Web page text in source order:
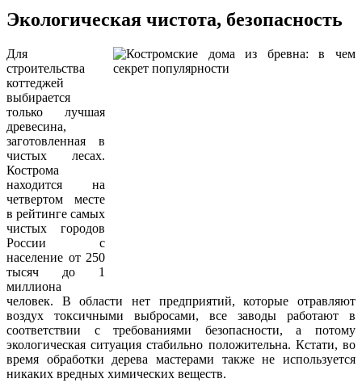
Экологическая чистота, безопасность
Для
строительства
коттеджей
выбирается
только лучшая
древесина,
заготовленная в
чистых лесах.
Кострома
находится на
четвертом месте
в рейтинге самых
чистых городов
России с
население от 250
тысяч до 1
миллиона
человек. В области нет предприятий, которые отравляют
воздух токсичными выбросами, все заводы работают в
соответствии с требованиями безопасности, а потому
экологическая ситуация стабильно положительна. Кстати, во
время обработки дерева мастерами также не используется
никаких вредных химических веществ.